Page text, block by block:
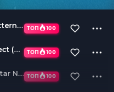
V90 Nilson x Patterns (WZDQ Edit) ТОП 100
Колпаки x Collect (WZDQ Edit) ТОП 100
Хайпим x Soulstar Night (WZDQ Edit) ТОП 100